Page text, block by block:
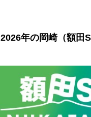
2026年の岡崎（額田